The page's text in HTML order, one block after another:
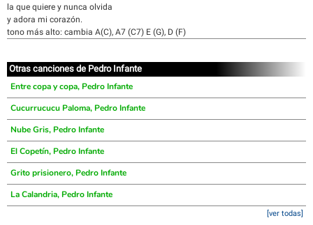
la que quiere y nunca olvida
y adora mi corazón.
tono más alto: cambia A(C), A7 (C7) E (G), D (F)
Otras canciones de Pedro Infante
Entre copa y copa, Pedro Infante
Cucurrucucu Paloma, Pedro Infante
Nube Gris, Pedro Infante
El Copetín, Pedro Infante
Grito prisionero, Pedro Infante
La Calandria, Pedro Infante
[ver todas]